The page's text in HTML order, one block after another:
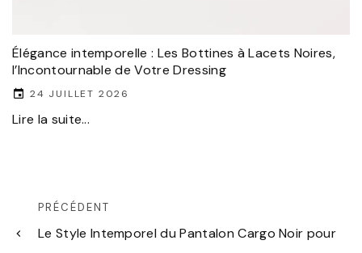
Élégance intemporelle : Les Bottines à Lacets Noires,
l’Incontournable de Votre Dressing
24 JUILLET 2026
Lire la suite...
PRÉCÉDENT
Le Style Intemporel du Pantalon Cargo Noir pour